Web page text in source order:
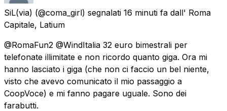
SiL(via) (@coma_girl) segnalati 16 minuti fa dall' Roma
Capitale, Latium
@RomaFun2 @WindItalia 32 euro bimestrali per
telefonate illimitate e non ricordo quanto giga. Ora mi
hanno lasciato i giga (che non ci faccio un bel niente,
visto che avevo comunicato il mio passaggio a
CoopVoce) e mi fanno pagare uguale. Sono dei
farabutti.